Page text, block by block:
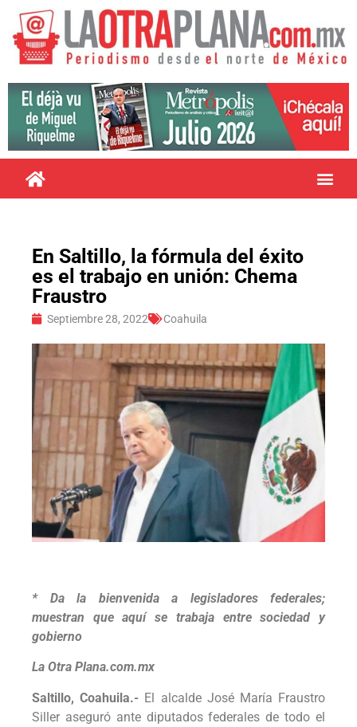
En Saltillo, la fórmula del éxito
es el trabajo en unión: Chema
Fraustro
Septiembre 28, 2022 Coahuila
* Da la bienvenida a legisladores federales;
muestran que aquí se trabaja entre sociedad y
gobierno
La Otra Plana.com.mx
Saltillo, Coahuila.- El alcalde José María Fraustro
Siller aseguró ante diputados federales de todo el